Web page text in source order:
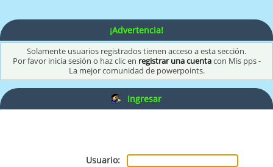
¡Advertencia!
Solamente usuarios registrados tienen acceso a esta sección.
Por favor inicia sesión o haz clic en registrar una cuentacon Mis pps -
La mejor comunidad de powerpoints.
Ingresar
Usuario: